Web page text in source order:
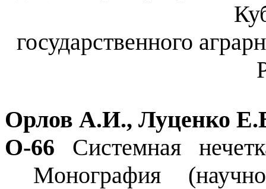
государственного
Орлов А.И., Луценко
О-66
Системная
Монография